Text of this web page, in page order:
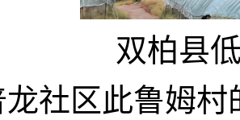
双柏县
社区此鲁姆村